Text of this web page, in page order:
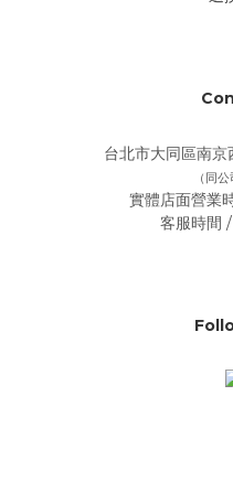
台北市大同區南
（同
實體店面營業
客服時間